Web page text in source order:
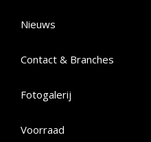
Nieuws
Contact & Branches
Fotogalerij
Voorraad